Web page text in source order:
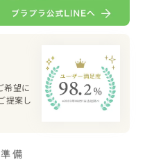
ントフォトを撮影しまし
いただきました。
様、穴場撮影スポットを
希望に
提案し
備